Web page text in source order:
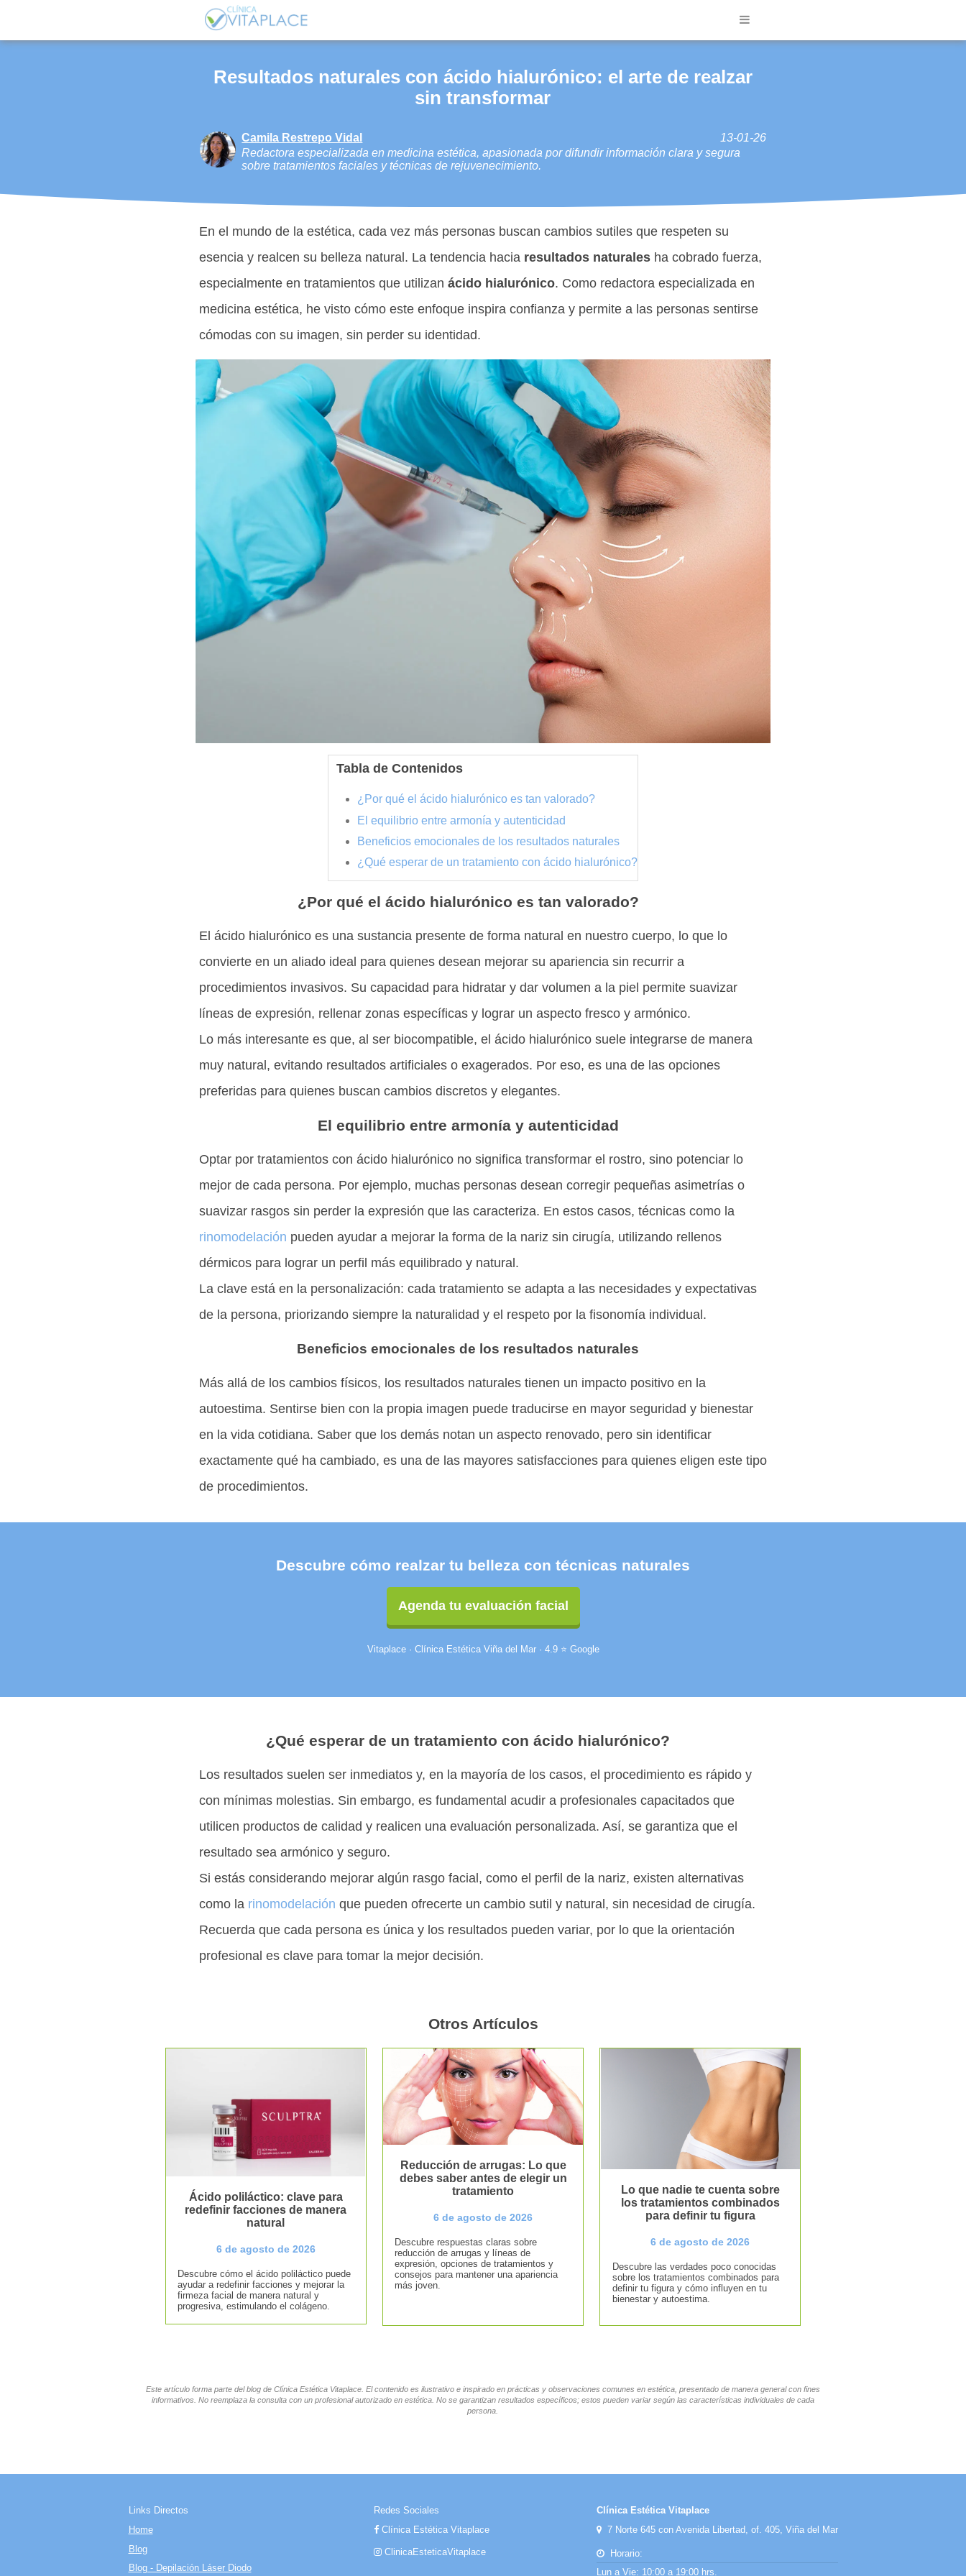
Resultados naturales con ácido hialurónico: el arte de realzar
sin transformar
Camila Restrepo Vidal
13-01-26
Redactora especializada en medicina estética, apasionada por difundir información clara y segura
sobre tratamientos faciales y técnicas de rejuvenecimiento.
En el mundo de la estética, cada vez más personas buscan cambios sutiles que respeten su
esencia y realcen su belleza natural. La tendencia hacia resultados naturalesha cobrado fuerza,
especialmente en tratamientos que utilizan ácido hialurónico. Como redactora especializada en
medicina estética, he visto cómo este enfoque inspira confianza y permite a las personas sentirse
cómodas con su imagen, sin perder su identidad.
Tabla de Contenidos
¿Por qué el ácido hialurónico es tan valorado?
El equilibrio entre armonía y autenticidad
Beneficios emocionales de los resultados naturales
¿Qué esperar de un tratamiento con ácido hialurónico?
¿Por qué el ácido hialurónico es tan valorado?
El ácido hialurónico es una sustancia presente de forma natural en nuestro cuerpo, lo que lo
convierte en un aliado ideal para quienes desean mejorar su apariencia sin recurrir a
procedimientos invasivos. Su capacidad para hidratar y dar volumen a la piel permite suavizar
líneas de expresión, rellenar zonas específicas y lograr un aspecto fresco y armónico.
Lo más interesante es que, al ser biocompatible, el ácido hialurónico suele integrarse de manera
muy natural, evitando resultados artificiales o exagerados. Por eso, es una de las opciones
preferidas para quienes buscan cambios discretos y elegantes.
El equilibrio entre armonía y autenticidad
Optar por tratamientos con ácido hialurónico no significa transformar el rostro, sino potenciar lo
mejor de cada persona. Por ejemplo, muchas personas desean corregir pequeñas asimetrías o
suavizar rasgos sin perder la expresión que las caracteriza. En estos casos, técnicas como la
rinomodelación pueden ayudar a mejorar la forma de la nariz sin cirugía, utilizando rellenos
dérmicos para lograr un perfil más equilibrado y natural.
La clave está en la personalización: cada tratamiento se adapta a las necesidades y expectativas
de la persona, priorizando siempre la naturalidad y el respeto por la fisonomía individual.
Beneficios emocionales de los resultados naturales
Más allá de los cambios físicos, los resultados naturales tienen un impacto positivo en la
autoestima. Sentirse bien con la propia imagen puede traducirse en mayor seguridad y bienestar
en la vida cotidiana. Saber que los demás notan un aspecto renovado, pero sin identificar
exactamente qué ha cambiado, es una de las mayores satisfacciones para quienes eligen este tipo
de procedimientos.
Descubre cómo realzar tu belleza con técnicas naturales
Agenda tu evaluación facial
Vitaplace · Clínica Estética Viña del Mar · 4.9 ⭐ Google
¿Qué esperar de un tratamiento con ácido hialurónico?
Los resultados suelen ser inmediatos y, en la mayoría de los casos, el procedimiento es rápido y
con mínimas molestias. Sin embargo, es fundamental acudir a profesionales capacitados que
utilicen productos de calidad y realicen una evaluación personalizada. Así, se garantiza que el
resultado sea armónico y seguro.
Si estás considerando mejorar algún rasgo facial, como el perfil de la nariz, existen alternativas
como la rinomodelación que pueden ofrecerte un cambio sutil y natural, sin necesidad de cirugía.
Recuerda que cada persona es única y los resultados pueden variar, por lo que la orientación
profesional es clave para tomar la mejor decisión.
Otros Artículos
Ácido poliláctico: clave para
redefinir facciones de manera
natural
6 de agosto de 2026
Descubre cómo el ácido poliláctico puede
ayudar a redefinir facciones y mejorar la
firmeza facial de manera natural y
progresiva, estimulando el colágeno.
Reducción de arrugas: Lo que
debes saber antes de elegir un
tratamiento
6 de agosto de 2026
Descubre respuestas claras sobre
reducción de arrugas y líneas de
expresión, opciones de tratamientos y
consejos para mantener una apariencia
más joven.
Lo que nadie te cuenta sobre
los tratamientos combinados
para definir tu figura
6 de agosto de 2026
Descubre las verdades poco conocidas
sobre los tratamientos combinados para
definir tu figura y cómo influyen en tu
bienestar y autoestima.
Este artículo forma parte del blog de Clínica Estética Vitaplace. El contenido es ilustrativo e inspirado en prácticas y observaciones comunes en estética, presentado de manera general con fines
informativos. No reemplaza la consulta con un profesional autorizado en estética. No se garantizan resultados específicos; estos pueden variar según las características individuales de cada
persona.
Links Directos
Home
Blog
Blog - Depilación Láser Diodo
Redes Sociales
Clínica Estética Vitaplace
ClinicaEsteticaVitaplace
Clínica Estética Vitaplace
7 Norte 645 con Avenida Libertad, of. 405, Viña del Mar
Horario:
Lun a Vie: 10:00 a 19:00 hrs.